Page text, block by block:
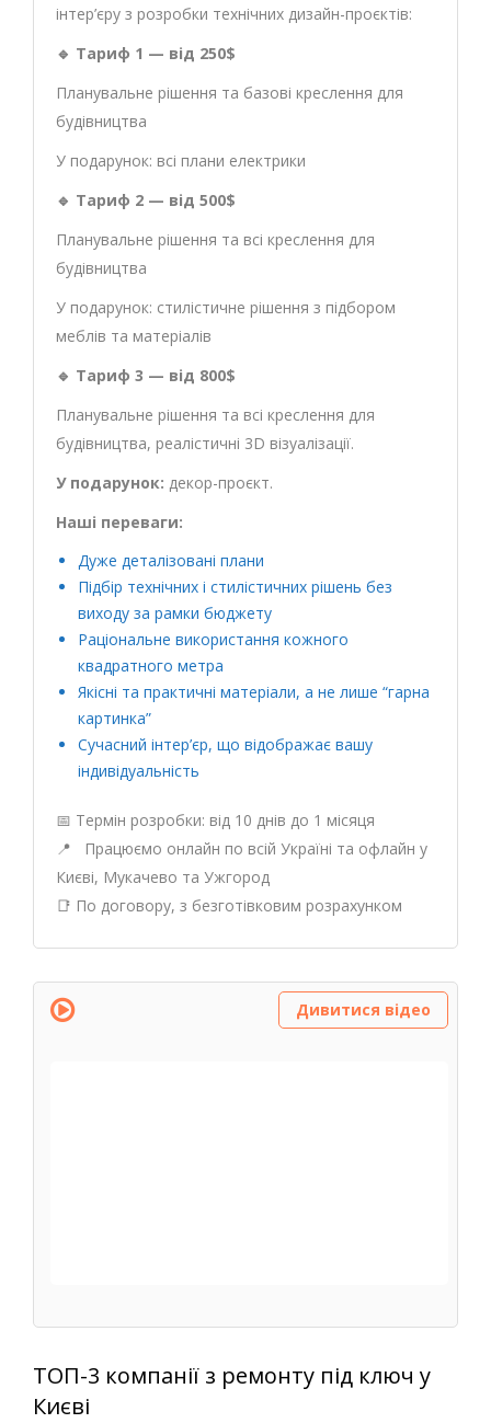
інтер’єру з розробки технічних дизайн-проєктів:
🔹 Тариф 1 — від 250$
Планувальне рішення та базові креслення для
будівництва
У подарунок: всі плани електрики
🔹 Тариф 2 — від 500$
Планувальне рішення та всі креслення для
будівництва
У подарунок: стилістичне рішення з підбором
меблів та матеріалів
🔹 Тариф 3 — від 800$
Планувальне рішення та всі креслення для
будівництва, реалістичні 3D візуалізації.
У подарунок: декор-проєкт.
Наші переваги:
Дуже деталізовані плани
Підбір технічних і стилістичних рішень без
виходу за рамки бюджету
Раціональне використання кожного
квадратного метра
Якісні та практичні матеріали, а не лише “гарна
картинка”
Сучасний інтер’єр, що відображає вашу
індивідуальність
📅 Термін розробки: від 10 днів до 1 місяця
📍 Працюємо онлайн по всій Україні та офлайн у
Києві, Мукачево та Ужгород
📑 По договору, з безготівковим розрахунком
Дивитися відео
ТОП-3 компанії з ремонту під ключ у
Києві